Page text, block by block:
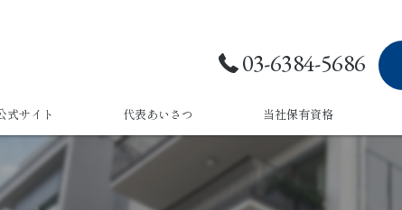
03-6384-5686
式サイト 代表あいさつ 当社保有資格